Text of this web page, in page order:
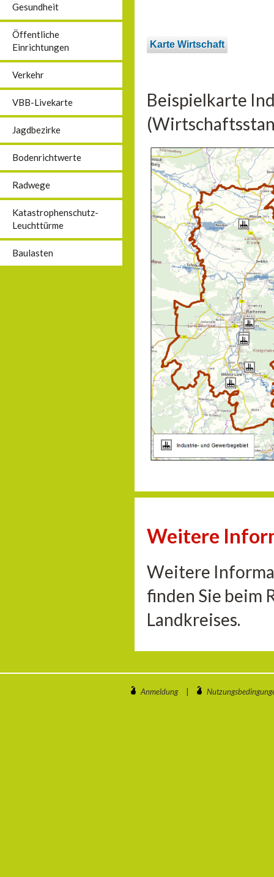
Gesundheit
Öffentliche
Einrichtungen
Verkehr
VBB-Livekarte
Jagdbezirke
Bodenrichtwerte
Radwege
Katastrophenschutz-
Leuchttürme
Baulasten
Karte Wirtschaft
Beispielkarte
Weitere
Weitere
finden Sie beim
Landkreises.
Anmeldung